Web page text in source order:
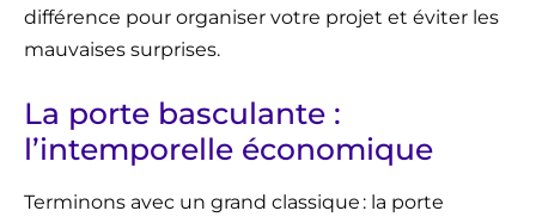
différence pour organiser votre projet et éviter les
mauvaises surprises.
La porte basculante :
l’intemporelle économique
Terminons avec un grand classique : la porte